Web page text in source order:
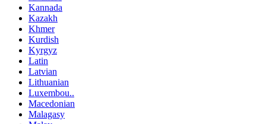
Kannada
Kazakh
Khmer
Kurdish
Kyrgyz
Latin
Latvian
Lithuanian
Luxembou..
Macedonian
Malagasy